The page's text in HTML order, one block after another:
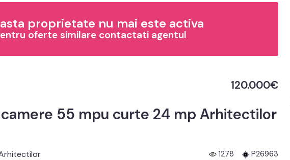
proprietate nu mai este activa
oferte similare contactati agentul
120.000€
55 mpu curte 24 mp Arhitectilor
1278 P26963